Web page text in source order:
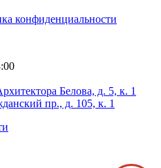
конфиденциальности
Белова, д. 5, к. 1
пр., д. 105, к. 1